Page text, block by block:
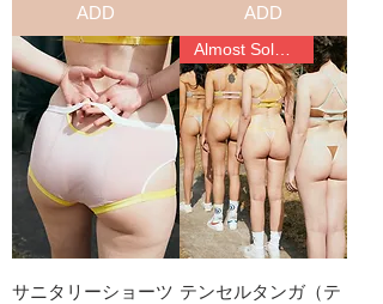
ADD ADD
サニタリーショーツ テンセルタンガ（テ